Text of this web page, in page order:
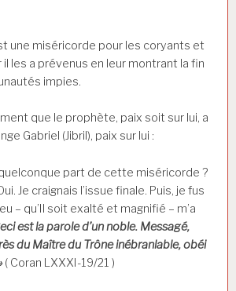
une miséricorde pour les coryants et
les a prévenus en leur montrant la fin
impies.
que le prophète, paix soit sur lui, a
Gabriel (Jibril), paix sur lui :
part de cette miséricorde ?
Je craignais l’issue finale. Puis, je fus
– qu’Il soit exalté et magnifié – m’a
est la parole d’un noble. Messagé,
du Maître du Trône inébranlable, obéi
( Coran LXXXI-19/21 )